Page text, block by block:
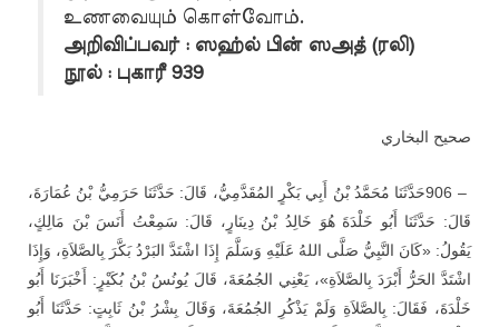
உணவையும் கொள்வோம்.
அறிவிப்பவர் : ஸஹ்ல் பின் ஸஅத் (ரலி)
நூல் : புகாரீ 939
صحيح البخاري
906 –حَدَّثَنَا مُحَمَّدُ بْنُ أَبِي بَكْرٍ المُقَدَّمِيُّ، قَالَ: حَدَّثَنَا حَرَمِيُّ بْنُ عُمَارَةَ،
قَالَ: حَدَّثَنَا أَبُو خَلْدَةَ هُوَ خَالِدُ بْنُ دِينَارٍ، قَالَ: سَمِعْتُ أَنَسَ بْنَ مَالِكٍ،
يَقُولُ: «كَانَ النَّبِيُّ صَلَّى اللهُ عَلَيْهِ وَسَلَّمَ إِذَا اشْتَدَّ البَرْدُ بَكَّرَ بِالصَّلاَةِ، وَإِذَا
اشْتَدَّ الحَرُّ أَبْرَدَ بِالصَّلاَةِ»، يَعْنِي الجُمُعَةَ، قَالَ يُونُسُ بْنُ بُكَيْرٍ: أَخْبَرَنَا أَبُو
خَلْدَةَ، فَقَالَ: بِالصَّلاَةِ وَلَمْ يَذْكُرِ الجُمُعَةَ، وَقَالَ بِشْرُ بْنُ ثَابِتٍ: حَدَّثَنَا أَبُو